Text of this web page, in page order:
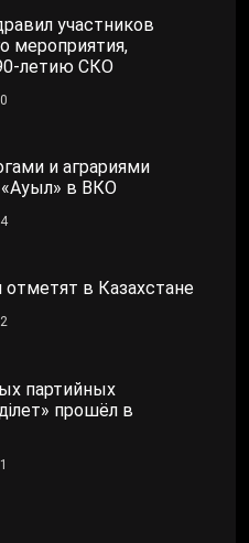
участников
мероприятия,
летию СКО
и аграриями
«Ауыл» в ВКО
в Казахстане
партийных
прошёл в